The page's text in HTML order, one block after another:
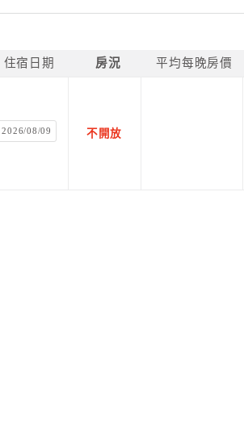
住宿日期 房況 平均每晚房價
2026/08/09 不開放